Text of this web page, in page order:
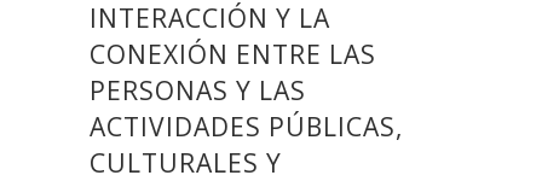
INTERACCIÓN Y LA
CONEXIÓN ENTRE LAS
PERSONAS Y LAS
ACTIVIDADES PÚBLICAS,
CULTURALES Y